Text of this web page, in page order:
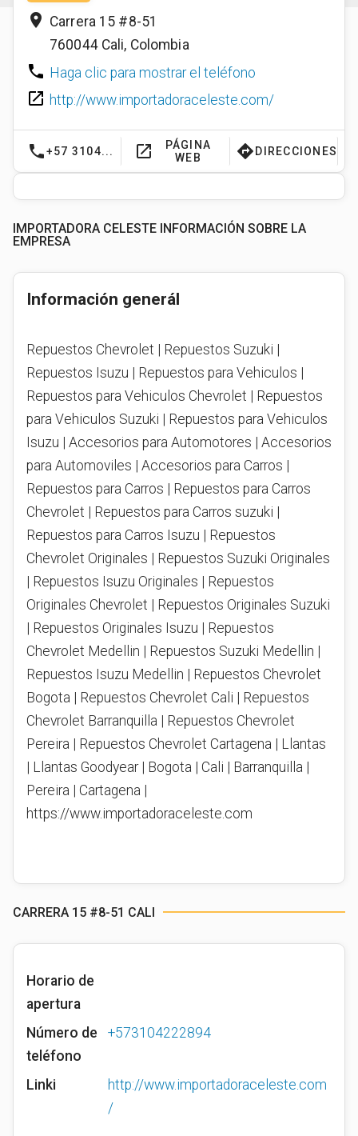
place Carrera 15 #8-51
760044 Cali, Colombia
phone Haga clic para mostrar el teléfono
launch http://www.importadoraceleste.com/
phone+57 3104... launch
PÁGINA
WEB
directions DIRECCIONES
IMPORTADORA CELESTE INFORMACIÓN SOBRE LA
EMPRESA
Información generál
Repuestos Chevrolet | Repuestos Suzuki |
Repuestos Isuzu | Repuestos para Vehiculos |
Repuestos para Vehiculos Chevrolet | Repuestos
para Vehiculos Suzuki | Repuestos para Vehiculos
Isuzu | Accesorios para Automotores | Accesorios
para Automoviles | Accesorios para Carros |
Repuestos para Carros | Repuestos para Carros
Chevrolet | Repuestos para Carros suzuki |
Repuestos para Carros Isuzu | Repuestos
Chevrolet Originales | Repuestos Suzuki Originales
| Repuestos Isuzu Originales | Repuestos
Originales Chevrolet | Repuestos Originales Suzuki
| Repuestos Originales Isuzu | Repuestos
Chevrolet Medellin | Repuestos Suzuki Medellin |
Repuestos Isuzu Medellin | Repuestos Chevrolet
Bogota | Repuestos Chevrolet Cali | Repuestos
Chevrolet Barranquilla | Repuestos Chevrolet
Pereira | Repuestos Chevrolet Cartagena | Llantas
| Llantas Goodyear | Bogota | Cali | Barranquilla |
Pereira | Cartagena |
https://www.importadoraceleste.com
CARRERA 15 #8-51 CALI
Horario de
apertura
Número de
teléfono
+573104222894
Linki
http://www.importadoraceleste.com
/